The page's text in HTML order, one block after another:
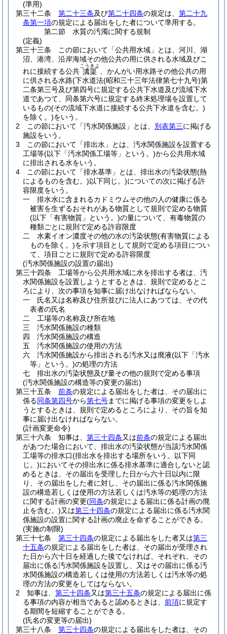
(準用)
第三十二条
第二十三条及び第二十四条の規定は、 第二十九
条第一項の規定による届出をした者について準用する。
第二節
水質の汚濁に関する規制
(定義)
第三十三条
この節において「公共用水域」とは、河川、湖
沼、港湾、沿岸海域その他公共の用に供される水域及びこ
れに接続する公共 溝渠
こうきよ
、かんがい用水路その他公共の用
に供される水路(下水道法(昭和三十三年法律第七十九号)第
二条第三号及び第四号に規定する公共下水道及び流域下水
道であつて、同条第六号に規定する終末処理場を設置して
いるもの(その流域下水道に接続する公共下水道を含む。)
を除く。)をいう。
2
この節において「汚水関係施設」とは、 別表第三に掲げる
施設をいう。
3
この節において「排出水」とは、汚水関係施設を設置する
工場等(以下「汚水関係工場等」という。)から公共用水域
に排出される水をいう。
4
この節において「排水基準」とは、排出水の汚染状態(熱
によるものを含む。)以下同じ。 )についての次に掲げる許
容限度をいう。
一
排水水に含まれるカドミウムその他の人の健康に係る
被害を生ずるおそれがある物質として規則で定める物質
(以下「有害物質」という。)の量について、有毒物質の
種類ごとに規則で定める許容限度
二
水素イオン濃度その他の水の汚染状態(有害物質による
ものを除く。)を示す項目として規則で定める項目につい
て、項目ごとに規則で定める許容限度
(汚水関係施設の設置の届出)
第三十四条
工場等から公共用水域に水を排出する者は、汚
水関係施設を設置しようとするときは、規則で定めるとこ
ろにより、次の事項を知事に届け出なければならない。
一
氏名又は名称及び住所並びに法人にあつては、その代
表者の氏名
二
工場等の名称及び所在地
三
汚水関係施設の種類
四
汚水関係施設の構造
五
汚水関係施設の使用の方法
六
汚水関係施設から排出される汚水又は廃液(以下「汚水
等」という。)の処理の方法
七
排出水の汚染状態及び量その他の規則で定める事項
(汚水関係施設の構造等の変更の届出)
第三十五条
前条の規定による届出をした者は、その届出に
係る同条第四号から第七号までに掲げる事項の変更をしよ
うとするときは、規則で定めるところにより、その旨を知
事に届け出なければならない。
(計画変更命令)
第三十六条
知事は、 第三十四条又は前条の規定による届出
があつた場合において、排出水の汚染状態が当該汚水関係
工場等の排水口(排出水を排出する場所をいう。以下同
じ。)においてその排出水に係る排水基準に適合しないと認
めるときは、その届出を受理した日から六十日以内に限
り、その届出をした者に対し、その届出に係る汚水関係施
設の構造若しくは使用の方法若しくは汚水等の処理の方法
に関する計画の変更(同条の規定による届出に係る計画の廃
止を含む。)又は第三十四条の規定による届出に係る汚水関
係施設の設置に関する計画の廃止を命ずることができる。
(実施の制限)
第三十七条
第三十四条の規定による届出をした者又は第三
十五条の規定による届出をした者は、その届出が受理され
た日から六十日を経過した後でなければ、それぞれ、その
届出に係る汚水関係施設を設置し、又はその届出に係る汚
水関係施設の構造若しくは使用の方法若しくは汚水等の処
理の方法の変更をしてはならない。
2
知事は、 第三十四条又は第三十五条の規定による届出に係
る事項の内容が相当であると認めるときは、 前項に規定す
る期間を短縮することができる。
(氏名の変更等の届出)
第三十八条
第三十四条の規定による届出をした者は、その